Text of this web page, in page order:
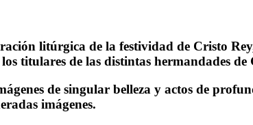
litúrgica de la festividad de Cristo
los titulares de las distintas hermandades
de singular belleza y actos de
imágenes.